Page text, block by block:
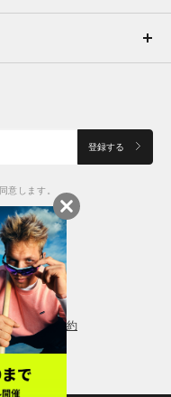
登録する
意します。
会員規約